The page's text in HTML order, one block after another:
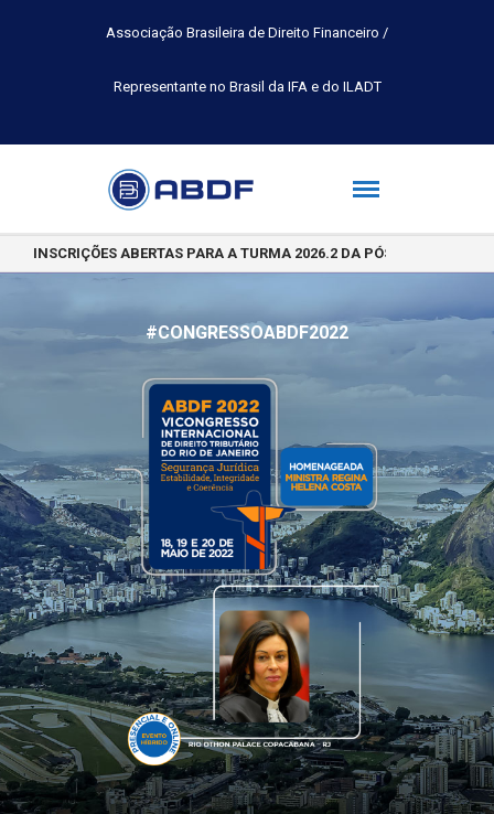
Associação Brasileira de Direito Financeiro /
Representante no Brasil da IFA e do ILADT
INSCRIÇÕES ABERTAS PARA A TURMA 2026.2 DA PÓS-
#CONGRESSOABDF2022